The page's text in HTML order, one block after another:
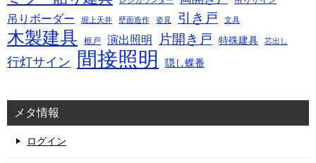
吊りボーダー 堀上天井 壁面造作 姿見 引き戸 文具
木製建具 框戸 演出照明 片開き戸 特殊建具 芯出し
行灯サイン 間接照明 隠し蝶番
メタ情報
ログイン